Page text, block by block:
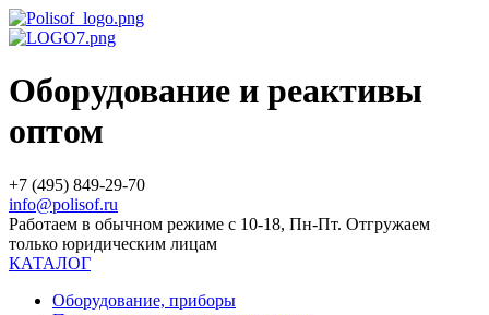
Оборудование и реактивы
оптом
+7 (495) 849-29-70
info@polisof.ru
Работаем в обычном режиме с 10-18, Пн-Пт. Отгружаем
только юридическим лицам
КАТАЛОГ
Оборудование, приборы